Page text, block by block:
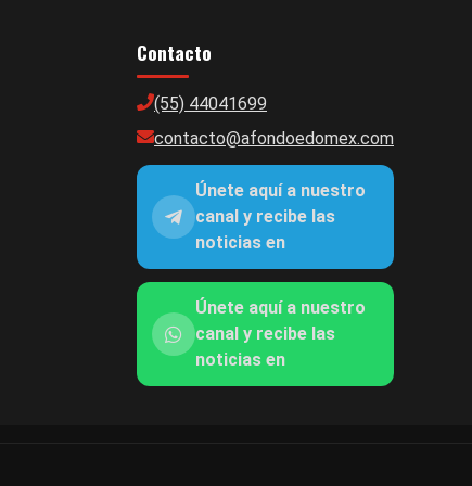
Contacto
(55) 44041699
contacto@afondoedomex.com
Únete aquí a nuestro
canal y recibe las
noticias en
Únete aquí a nuestro
canal y recibe las
noticias en